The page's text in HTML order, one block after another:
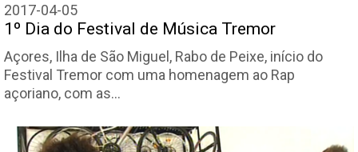
2017-04-05
1º Dia do Festival de Música Tremor
Açores, Ilha de São Miguel, Rabo de Peixe, início do
Festival Tremor com uma homenagem ao Rap
açoriano, com as…